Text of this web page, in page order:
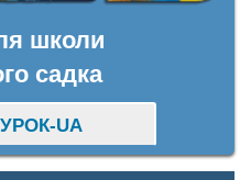
школи
садка
UA